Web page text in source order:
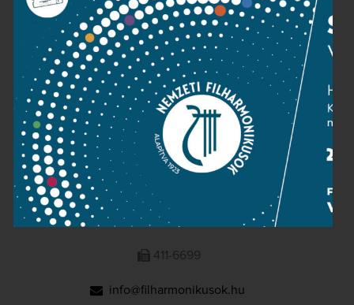
Terms and privacy
Imprint
NATIONAL PHILHARMONIC
1095 Budapest, Komor Marcell u. 1. (Müpa)
411-6600
411-6699
info@filharmonikusok.hu